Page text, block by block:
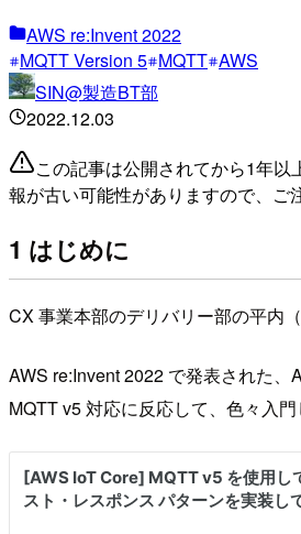
AWS re:Invent 2022
MQTT Version 5 MQTT AWS
SIN@製造BT部
2022.12.03
この記事は公開されてから1年以
報が古い可能性がありますので、ご
1 はじめに
CX 事業本部のデリバリー部の平内（
AWS re:Invent 2022 で発表された、
MQTT v5 対応に反応して、色々入門